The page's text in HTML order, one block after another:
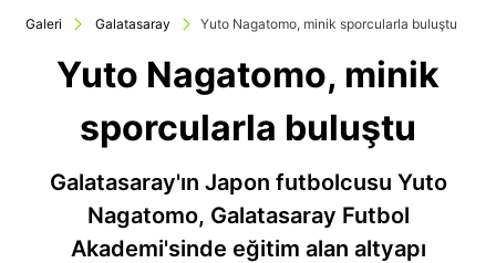
Galeri Galatasaray Yuto Nagatomo, minik sporcularla buluştu
Yuto Nagatomo, minik
sporcularla buluştu
Galatasaray'ın Japon futbolcusu Yuto
Nagatomo, Galatasaray Futbol
Akademi'sinde eğitim alan altyapı